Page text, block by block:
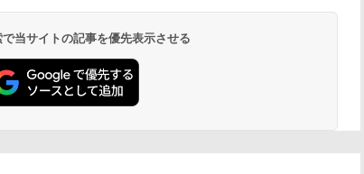
当サイトの記事を優先表示させる